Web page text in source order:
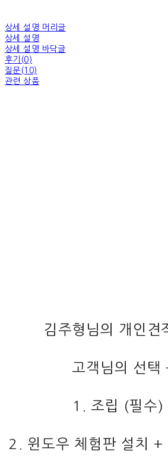
상세 설명 머리글
상세 설명
상세 설명 바닥글
후기(0)
질문(10)
관련 상품
김주형님의 개인견
고객님의 선택
1. 조립 (필수)
2. 윈도우 체험판 설치 +